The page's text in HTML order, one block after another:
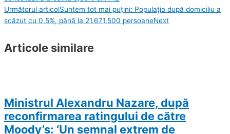
Următorul articolSuntem tot mai puțini: Populaţia după domiciliu a
scăzut cu 0,5%, până la 21.671.500 persoaneNext
Articole similare
Ministrul Alexandru Nazare, după
reconfirmarea ratingului de către
Moody’s: ‘Un semnal extrem de